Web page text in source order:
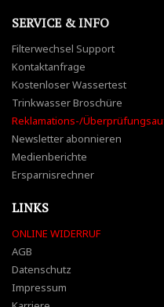
SERVICE & INFO
Filterwechsel Support
Kontaktanfrage
Kostenloser Wassertest
Trinkwasser Broschüre
Reklamations-/
Newsletter abonnieren
Medienberichte
Ersparnisrechner
LINKS
ONLINE WIDERRUF
AGB
Datenschutz
Impressum